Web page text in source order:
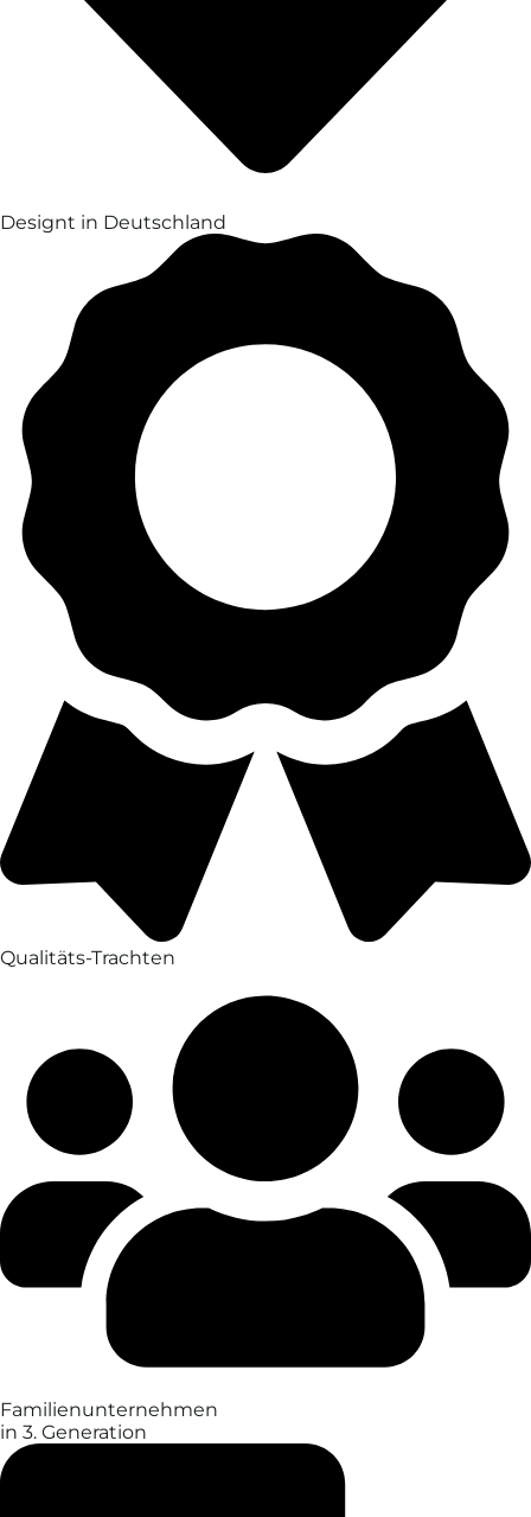
Designt in Deutschland
Qualitäts-Trachten
Familien­unter­nehmen
in 3. Generation